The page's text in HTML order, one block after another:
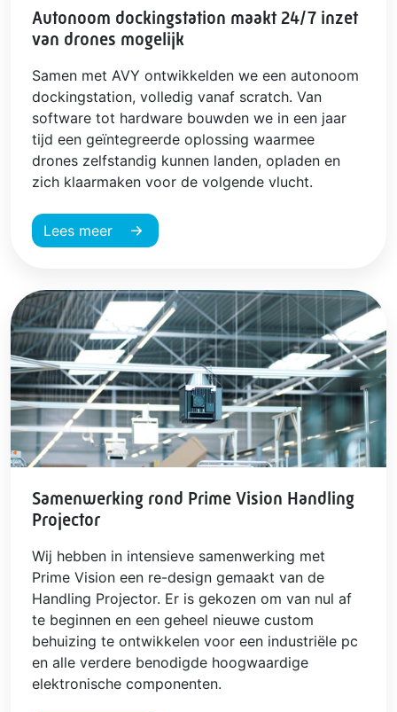
Autonoom dockingstation maakt 24/7 inzet
van drones mogelijk
Samen met AVY ontwikkelden we een autonoom
dockingstation, volledig vanaf scratch. Van
software tot hardware bouwden we in een jaar
tijd een geïntegreerde oplossing waarmee
drones zelfstandig kunnen landen, opladen en
zich klaarmaken voor de volgende vlucht.
Lees meer
Samenwerking rond Prime Vision Handling
Projector
Wij hebben in intensieve samenwerking met
Prime Vision een re-design gemaakt van de
Handling Projector. Er is gekozen om van nul af
te beginnen en een geheel nieuwe custom
behuizing te ontwikkelen voor een industriële pc
en alle verdere benodigde hoogwaardige
elektronische componenten.